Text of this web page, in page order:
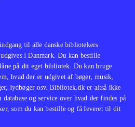
til alle danske bibliotekers
i Danmark. Du kan bestille
på dit eget bibliotek. Du kan bruge
hvad der er udgivet af bøger, musik,
lydbøger osv. Bibliotek.dk er altså ikke
og service over hvad der findes på
som du kan bestille og få leveret til dit